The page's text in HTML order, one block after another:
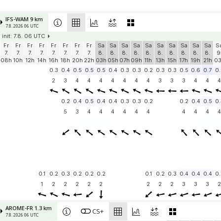
IFS-WAM 9 km
7.8. 2026 06 UTC
init: 7.8. 06 UTC
Fr
7.
08h
Fr
7.
10h
Fr
7.
12h
Fr
7.
14h
Fr
7.
16h
Fr
7.
18h
Fr
7.
20h
Fr
7.
22h
Sa
8.
03h
Sa
8.
05h
Sa
8.
07h
Sa
8.
09h
Sa
8.
11h
Sa
8.
13h
Sa
8.
15h
Sa
8.
17h
Sa
8.
19h
Sa
8.
21h
0.3 0.4 0.5 0.5 0.5 0.4 0.3 0.3 0.2 0.3 0.3 0.5 0.6 0.7
2
3 4 4 4 4 4 4 4 3 3 3 4 4 4
0.2 0.4 0.5 0.4 0.4 0.3 0.3 0.2 0.2 0.4 0.5
5
3 4 4 4 4 4 4 4 4 4 4
0.1 0.2 0.3 0.2 0.2 0.2 0.1 0.2 0.3 0.4 0.4 0.4
1
2 2 2 2 2 2 2 2 3 3 3 2
AROME-FR 1.3 km
7.8. 2026 06 UTC CS+